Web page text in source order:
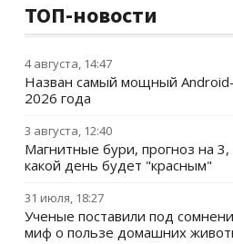
ТОП-новости
4 августа, 14:47
Назван самый мощный
2026 года
3 августа, 12:40
Магнитные бури, прогноз на 3,
какой день будет "красным"
31 июля, 18:27
Ученые поставили под
миф о пользе домашних